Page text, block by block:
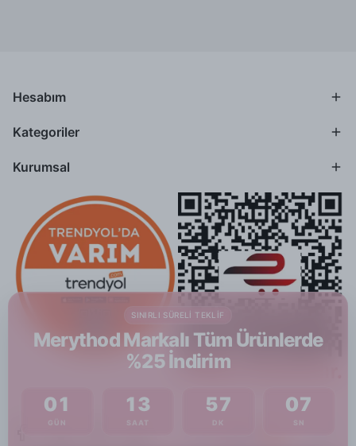
Hesabım
Kategoriler
Kurumsal
SINIRLI SÜRELI TEKLIF
Merythod Markalı Tüm Ürünlerde
%25 İndirim
01
GÜN
13
SAAT
57
DK
07
SN